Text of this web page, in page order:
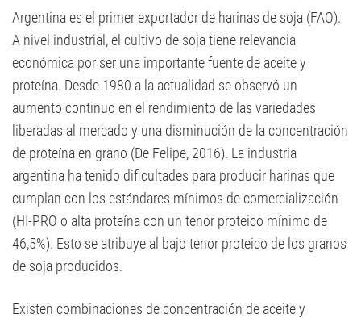
Argentina es el primer exportador de harinas de soja (FAO).
A nivel industrial, el cultivo de soja tiene relevancia
económica por ser una importante fuente de aceite y
proteína. Desde 1980 a la actualidad se observó un
aumento continuo en el rendimiento de las variedades
liberadas al mercado y una disminución de la concentración
de proteína en grano (De Felipe, 2016). La industria
argentina ha tenido dificultades para producir harinas que
cumplan con los estándares mínimos de comercialización
(HI-PRO o alta proteína con un tenor proteico mínimo de
46,5%). Esto se atribuye al bajo tenor proteico de los granos
de soja producidos.
Existen combinaciones de concentración de aceite y